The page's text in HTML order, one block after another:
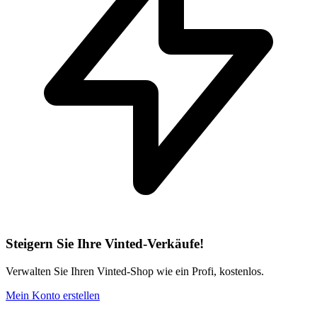
Steigern Sie Ihre Vinted-Verkäufe!
Verwalten Sie Ihren Vinted-Shop wie ein Profi, kostenlos.
Mein Konto erstellen